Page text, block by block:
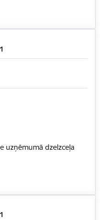
uzņēmumā dzelzceļa